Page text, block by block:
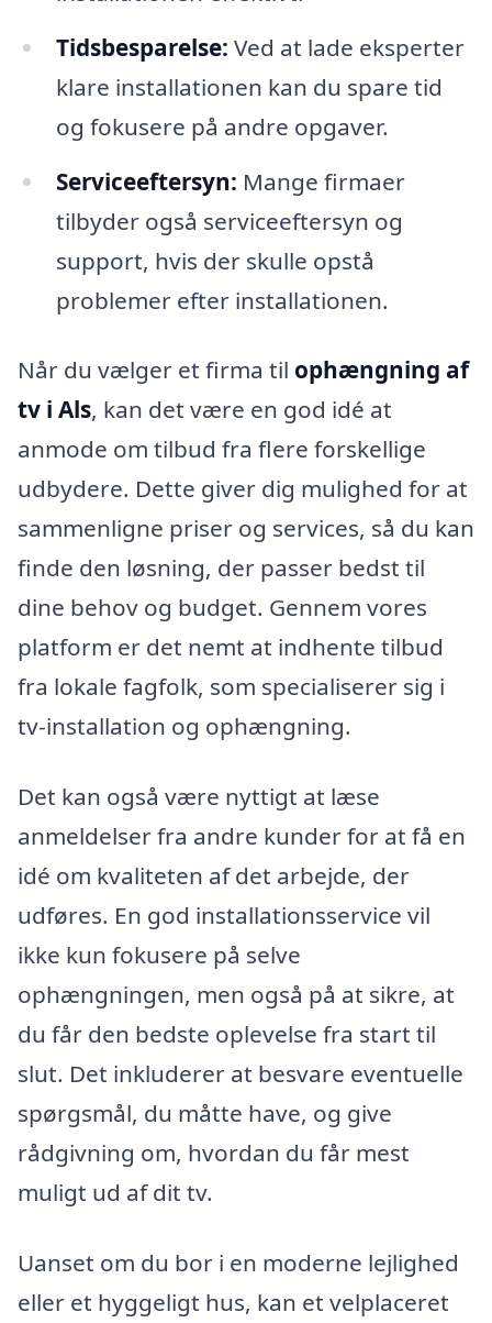
Tidsbesparelse: Ved at lade eksperter
klare installationen kan du spare tid
og fokusere på andre opgaver.
Serviceeftersyn: Mange firmaer
tilbyder også serviceeftersyn og
support, hvis der skulle opstå
problemer efter installationen.
Når du vælger et firma til ophængning af
tv i Als, kan det være en god idé at
anmode om tilbud fra flere forskellige
udbydere. Dette giver dig mulighed for at
sammenligne priser og services, så du kan
finde den løsning, der passer bedst til
dine behov og budget. Gennem vores
platform er det nemt at indhente tilbud
fra lokale fagfolk, som specialiserer sig i
tv-installation og ophængning.
Det kan også være nyttigt at læse
anmeldelser fra andre kunder for at få en
idé om kvaliteten af det arbejde, der
udføres. En god installationsservice vil
ikke kun fokusere på selve
ophængningen, men også på at sikre, at
du får den bedste oplevelse fra start til
slut. Det inkluderer at besvare eventuelle
spørgsmål, du måtte have, og give
rådgivning om, hvordan du får mest
muligt ud af dit tv.
Uanset om du bor i en moderne lejlighed
eller et hyggeligt hus, kan et velplaceret